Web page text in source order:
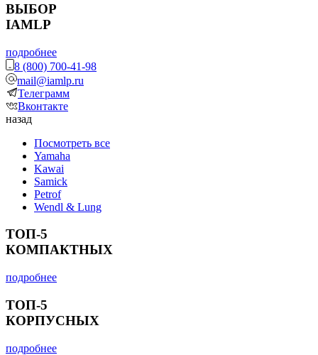
ВЫБОР
IAMLP
подробнее
8 (800) 700-41-98
mail@iamlp.ru
Телеграмм
Вконтакте
назад
Посмотреть все
Yamaha
Kawai
Samick
Petrof
Wendl & Lung
ТОП-5
КОМПАКТНЫХ
подробнее
ТОП-5
КОРПУСНЫХ
подробнее